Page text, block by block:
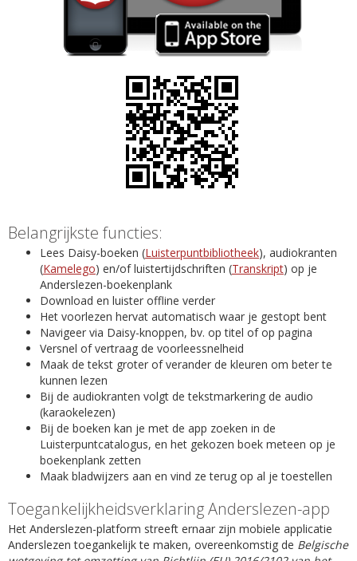
Belangrijkste functies:
Lees Daisy-boeken (Luisterpuntbibliotheek), audiokranten
(Kamelego) en/of luistertijdschriften (Transkript) op je
Anderslezen-boekenplank
Download en luister offline verder
Het voorlezen hervat automatisch waar je gestopt bent
Navigeer via Daisy-knoppen, bv. op titel of op pagina
Versnel of vertraag de voorleessnelheid
Maak de tekst groter of verander de kleuren om beter te
kunnen lezen
Bij de audiokranten volgt de tekstmarkering de audio
(karaokelezen)
Bij de boeken kan je met de app zoeken in de
Luisterpuntcatalogus, en het gekozen boek meteen op je
boekenplank zetten
Maak bladwijzers aan en vind ze terug op al je toestellen
Toegankelijkheidsverklaring Anderslezen-app
Het Anderslezen-platform streeft ernaar zijn mobiele applicatie
Anderslezen toegankelijk te maken, overeenkomstig de Belgische